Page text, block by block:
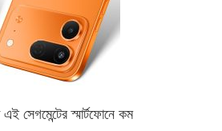
সেগমেন্টের স্মার্টফোনে কম